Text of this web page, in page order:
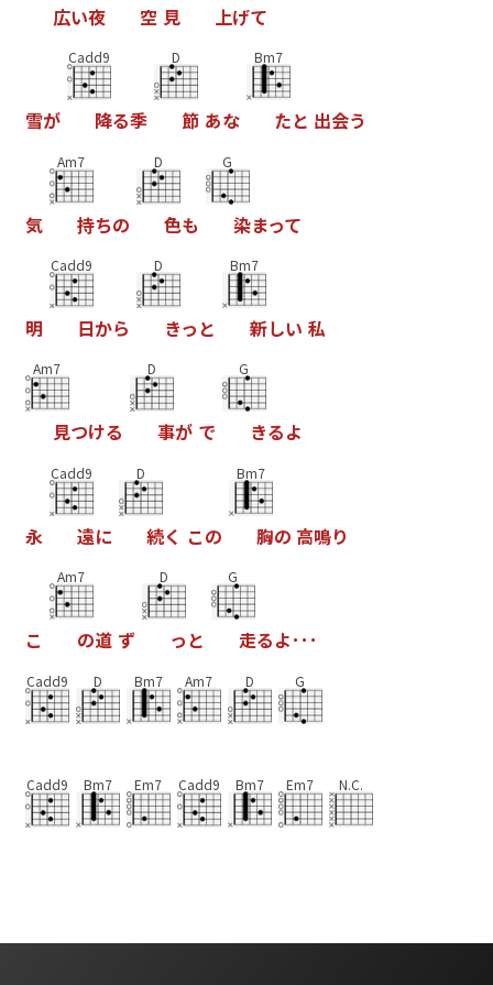
広い夜 空 見 上げて
雪が
Cadd9
降る季
D
節 あな
Bm7
たと 出会う
気
Am7
持ちの
D
色も
G
染まって
明
Cadd9
日から
D
きっ と
Bm7
新しい 私
Am7
見つける
D
事が で
G
きるよ
永
Cadd9
遠に
D
続く この
Bm7
胸の 高鳴り
こ
Am7
の道 ず
D
っ と
G
走るよ･ ･ ･
Cadd9 D Bm7 Am7 D G
Cadd9 Bm7 Em7 Cadd9 Bm7 Em7 N.C.